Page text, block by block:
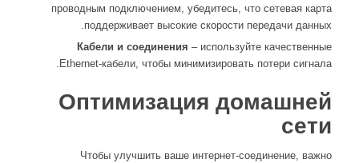
проводным подключением, убедитесь, что сетевая карта
поддерживает высокие скорости передачи данных.
Кабели и соединения – используйте качественные
Ethernet-кабели, чтобы минимизировать потери сигнала.
Оптимизация домашней
сети
Чтобы улучшить ваше интернет-соединение, важно